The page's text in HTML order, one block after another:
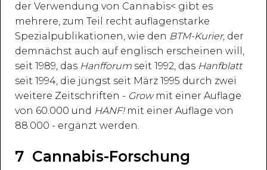
der Verwendung von Cannabis< gibt es
mehrere, zum Teil recht auflagenstarke
Spezialpublikationen, wie den BTM-Kurier, der
demnächst auch auf englisch erscheinen will,
seit 1989, das Hanfforum seit 1992, das Hanfblatt
seit 1994, die jüngst seit März 1995 durch zwei
weitere Zeitschriften - Growmit einer Auflage
von 60.000 und HANF!mit einer Auflage von
88.000 - ergänzt werden.
7 Cannabis-Forschung